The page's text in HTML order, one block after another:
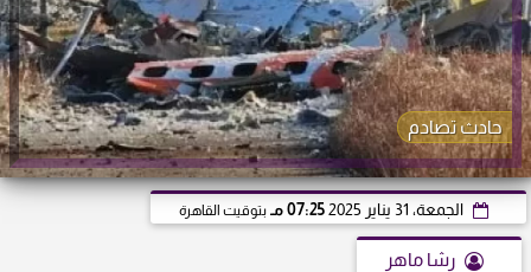
حادث تصادم
الجمعة، 31 يناير 2025 07:25 مـ بتوقيت القاهرة
رشا ماهر